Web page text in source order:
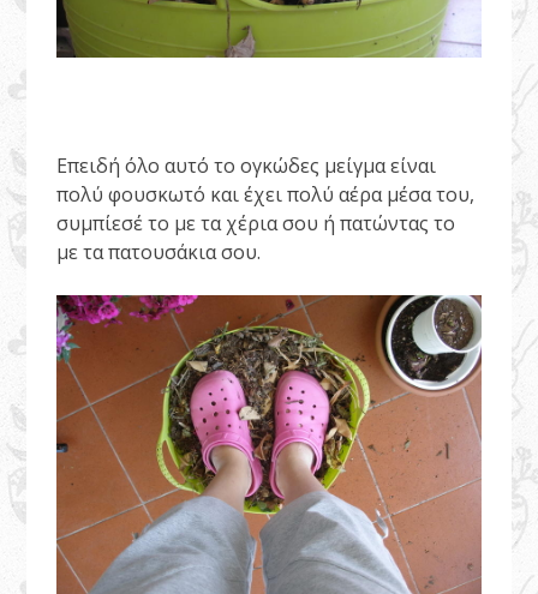
Επειδή όλο αυτό το ογκώδες μείγμα είναι
πολύ φουσκωτό και έχει πολύ αέρα μέσα του,
συμπίεσέ το με τα χέρια σου ή πατώντας το
με τα πατουσάκια σου.